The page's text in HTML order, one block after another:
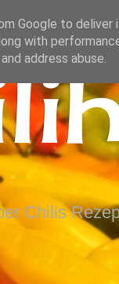
Chilis
Google to deliver
with
address abuse.